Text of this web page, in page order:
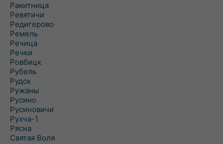
Ракитница
Ревятичи
Редигерово
Ремель
Речица
Речки
Ровбицк
Рубель
Рудск
Ружаны
Русино
Русиновичи
Рухча-1
Рясна
Святая Воля